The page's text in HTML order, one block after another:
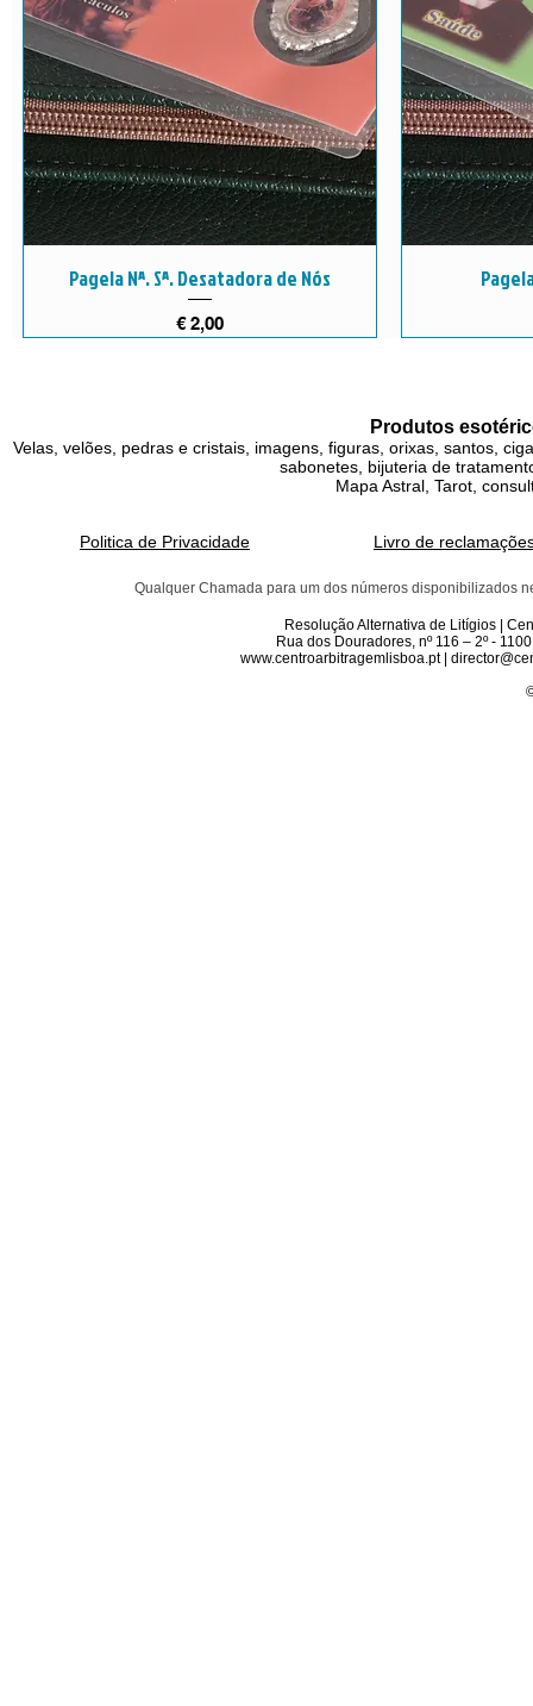
Pagela Nª. Sª. Desatadora de Nós
Preço
€ 2,00
Produtos
Velas, velões, pedras e cristais, imagens, figuras, orixas, santos,
sabonetes, bijuteria de
Mapa Astral, Tarot,
Politica de Privacidade Livro de
Qualquer Chamada para um dos números disponibilizados
Resolução Alternativa de Litígios |
Rua dos Douradores, nº 116 – 2º -
www.centroarbitragemlisboa.pt |